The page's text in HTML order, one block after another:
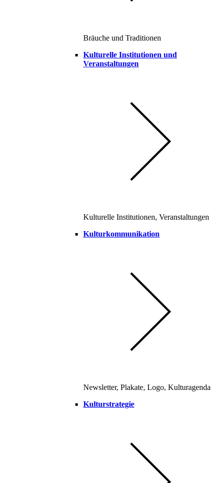
Bräuche und Traditionen
Kulturelle Institutionen und
Veranstaltungen
Kulturelle Institutionen, Veranstaltungen
Kulturkommunikation
Newsletter, Plakate, Logo, Kulturagenda
Kulturstrategie